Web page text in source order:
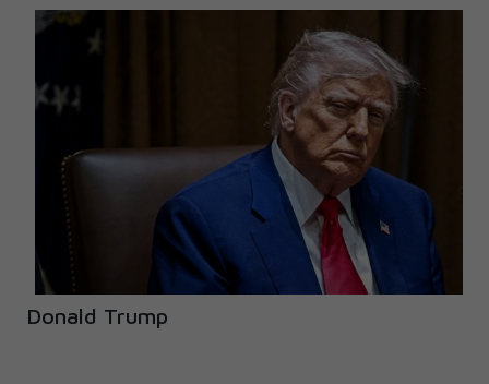
Donald Trump